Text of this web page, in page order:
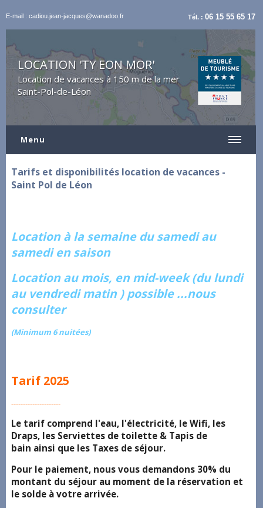
E-mail : cadiou.jean-jacques@wanadoo.fr Tél. :06 15 55 65 17
LOCATION 'TY EON MOR'
Location de vacances à 150 m de la mer
Saint-Pol-de-Léon
Menu
Tarifs et disponibilités location de vacances -
Saint Pol de Léon
Location à la semaine du samedi au
samedi en saison
Location au mois, en mid-week (du lundi
au vendredi matin ) possible ...nous
consulter
(Minimum 6 nuitées)
Tarif 2025
---------------------
Le tarif comprend l'eau, l'électricité, le Wifi, les
Draps, les Serviettes de toilette & Tapis de
bain ainsi que les Taxes de séjour.
Pour le paiement, nous vous demandons 30% du
montant du séjour au moment de la réservation et
le solde à votre arrivée.